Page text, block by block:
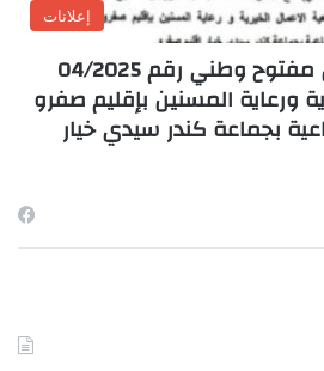
إعلانات
إعلان عن طلب عروض مفتوح وطني رقم 04/2025
ورعاية المسنين بإقليم صفرو
بجماعة كندر سيدي خيار